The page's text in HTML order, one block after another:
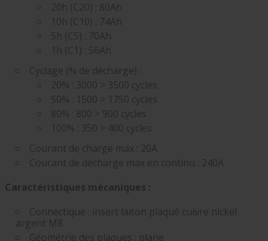
20h (C20) : 80Ah
10h (C10) : 74Ah
5h (C5) : 70Ah
1h (C1) : 56Ah
Cyclage (% de décharge) :
20% : 3000 > 3500 cycles
50% : 1500 > 1750 cycles
80% : 800 > 900 cycles
100% : 350 > 400 cycles
Courant de charge max : 20A
Courant de décharge max en continu : 240A
Caractéristiques mécaniques :
Connectique : insert laiton plaqué cuivre nickel
argent M8
Géométrie des plaques : plane